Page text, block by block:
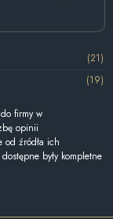
(21)
(19)
firmy w
opinii
od źródła ich
były kompletne